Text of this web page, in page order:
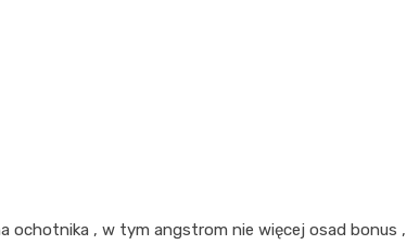
ochotnika , w tym angstrom nie więcej osad bonus ,